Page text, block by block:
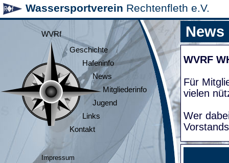
Wassersportverein Rechtenfleth e.V.
WVRf
Geschichte
Hafeninfo
News
Mitgliederinfo
Jugend
Links
Kontakt
Impressum
News
WVRF
Für
vielen
Wer